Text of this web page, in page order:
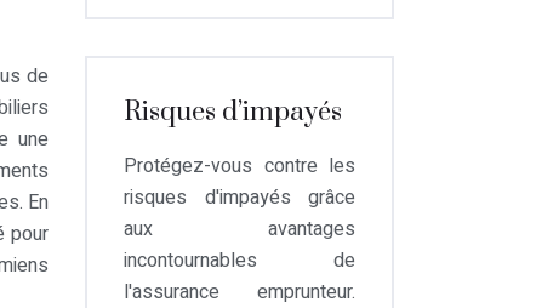
de
une
En
pour
Risques d’impayés
Protégez-vous contre les
risques d'impayés grâce
aux avantages
incontournables de
l'assurance emprunteur.